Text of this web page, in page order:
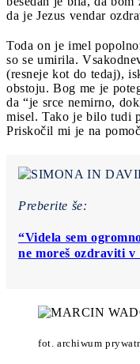
da je Jezus vendar
Toda on je imel
so se umirila.
(resneje kot do tedaj),
obstoju. Bog me je
da “je srce nemirno,
misel. Tako je bilo tudi
Priskočil mi je na
Preberite še:
“Videla sem
ne moreš ozdraviti
fot. archiwum